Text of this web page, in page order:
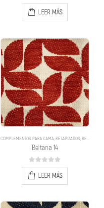
0out of 5
LEER MÁS
COMPLEMENTOS PARA CAMA,RETAPIZADOS,RETAPIZADOS
Beltana 14
0out of 5
LEER MÁS